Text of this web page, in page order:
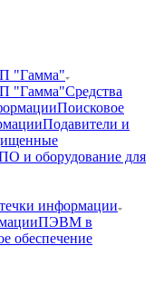
"Гамма"
"Гамма"Средства
Поисковое
Подавители и
и оборудование для
информации
ПЭВМ в
обеспечение